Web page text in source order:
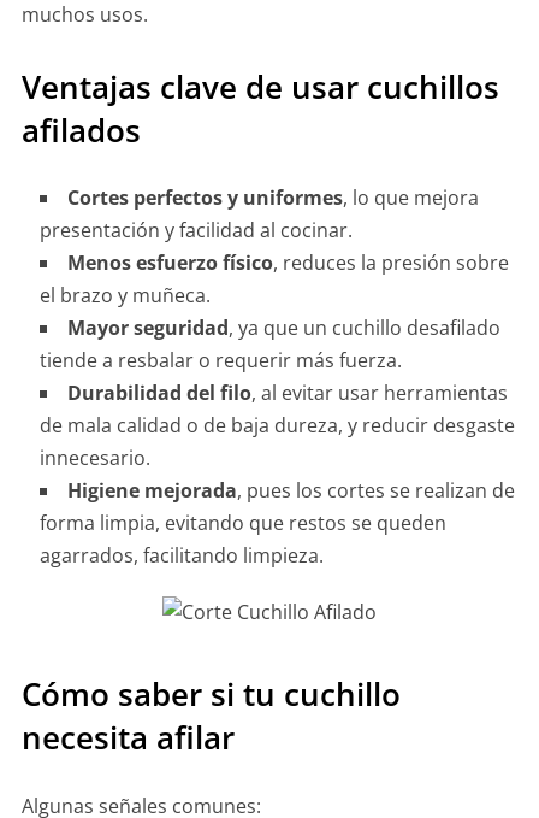
muchos usos.
Ventajas clave de usar cuchillos
afilados
Cortes perfectos y uniformes, lo que mejora
presentación y facilidad al cocinar.
Menos esfuerzo físico, reduces la presión sobre
el brazo y muñeca.
Mayor seguridad, ya que un cuchillo desafilado
tiende a resbalar o requerir más fuerza.
Durabilidad del filo, al evitar usar herramientas
de mala calidad o de baja dureza, y reducir desgaste
innecesario.
Higiene mejorada, pues los cortes se realizan de
forma limpia, evitando que restos se queden
agarrados, facilitando limpieza.
Cómo saber si tu cuchillo
necesita afilar
Algunas señales comunes: